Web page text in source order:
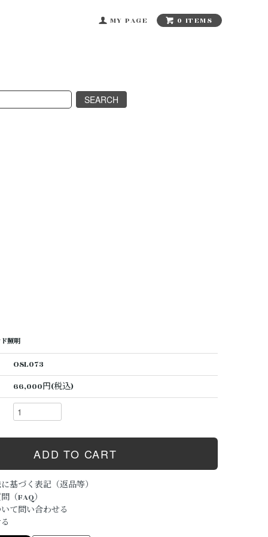
MY PAGE 0 ITEMS
照明
OSL073
66,000円(税込)
基づく表記（返品等）
（FAQ）
て問い合わせる